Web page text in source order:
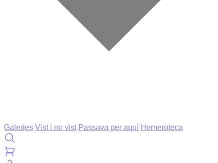
Galeries Vist i no vist Passava per aquí Hemeroteca